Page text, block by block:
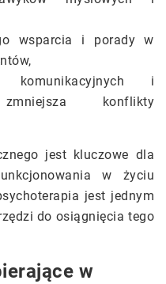
wsparcia i porady w
komunikacyjnych i
konflikty
jest kluczowe dla
w życiu
jest jednym
do osiągnięcia tego
w